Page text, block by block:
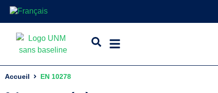
Accueil EN 10278